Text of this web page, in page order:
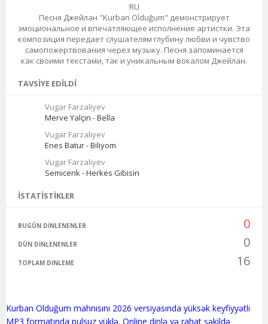
RU
Песня Джейлан "Kurban Olduğum" демонстрирует
эмоциональное и впечатляющее исполнение артистки. Эта
композиция передает слушателям глубину любви и чувство
самопожертвования через музыку. Песня запоминается
как своими текстами, так и уникальным вокалом Джейлан.
TAVSIYE EDILDI
Vugar Farzaliyev
Merve Yalçın - Bella
Vugar Farzaliyev
Enes Batur - Biliyom
Vugar Farzaliyev
Semicenk - Herkes Gibisin
İSTATISTIKLER
BUGÜN DINLENENLER 0
DÜN DINLENENLER 0
TOPLAM DINLEME 16
Kurban Olduğum mahnısını 2026 versiyasında yüksək keyfiyyətli
MP3 formatında pulsuz yüklə. Online dinlə və rahat şəkildə